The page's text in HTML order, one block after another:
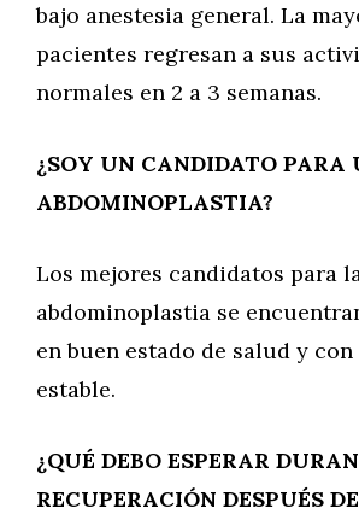
bajo anestesia general. La
pacientes regresan a sus
normales en 2 a 3 semanas.
¿SOY UN CANDIDATO PARA
ABDOMINOPLASTIA?
Los mejores candidatos para
abdominoplastia se
en buen estado de salud y con
estable.
¿QUÉ DEBO ESPERAR
RECUPERACIÓN DESPUÉS